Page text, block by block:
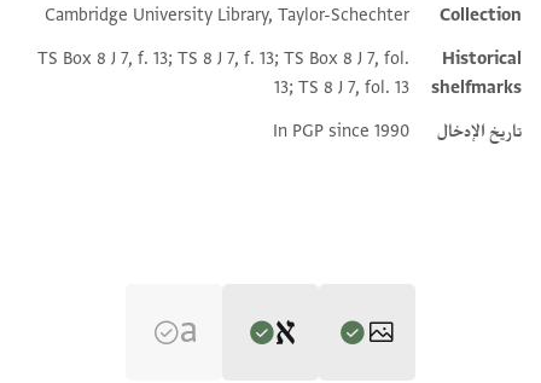
Collection
Cambridge University Library, Taylor-Schechter
Historical
shelfmarks
TS Box 8 J 7, f. 13; TS 8 J 7, f. 13; TS Box 8 J 7, fol.
13; TS 8 J 7, fol. 13
تاريخ الإدخال
In PGP since 1990